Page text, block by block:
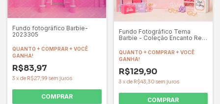
Fundo fotográfico Barbie-
2023305
QUANTO + COMPRAR + VOCÊ
GANHA!
R$83,97
3 x de R$27,99 sem juros
COMPRAR
Fundo Fotográfico Tema
Barbie - Coleção Encanto Ref.
QUANTO + COMPRAR + VOCÊ
GANHA!
R$129,90
3 x de R$43,30 sem juros
COMPRAR